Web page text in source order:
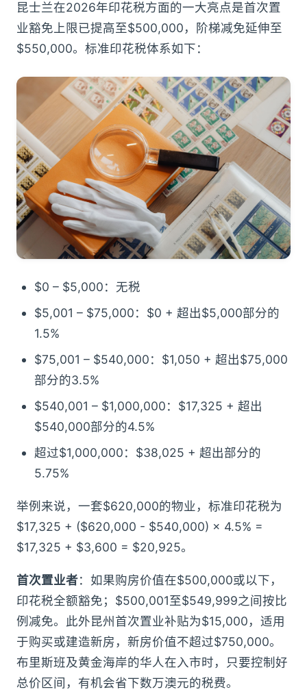
昆士兰在2026年印花税方面的一大亮点是首次置
业豁免上限已提高至$500,000，阶梯减免延伸至
$550,000。标准印花税体系如下：
$0 – $5,000：无税
$5,001 – $75,000：$0 + 超出$5,000部分的
1.5%
$75,001 – $540,000：$1,050 + 超出$75,000
部分的3.5%
$540,001 – $1,000,000：$17,325 + 超出
$540,000部分的4.5%
超过$1,000,000：$38,025 + 超出部分的
5.75%
举例来说，一套$620,000的物业，标准印花税为
$17,325 + ($620,000 - $540,000) × 4.5% =
$17,325 + $3,600 = $20,925。
首次置业者：如果购房价值在$500,000或以下，
印花税全额豁免；$500,001至$549,999之间按比
例减免。此外昆州首次置业补贴为$15,000，适用
于购买或建造新房，新房价值不超过$750,000。
布里斯班及黄金海岸的华人在入市时，只要控制好
总价区间，有机会省下数万澳元的税费。